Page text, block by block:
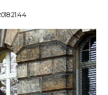
21:44